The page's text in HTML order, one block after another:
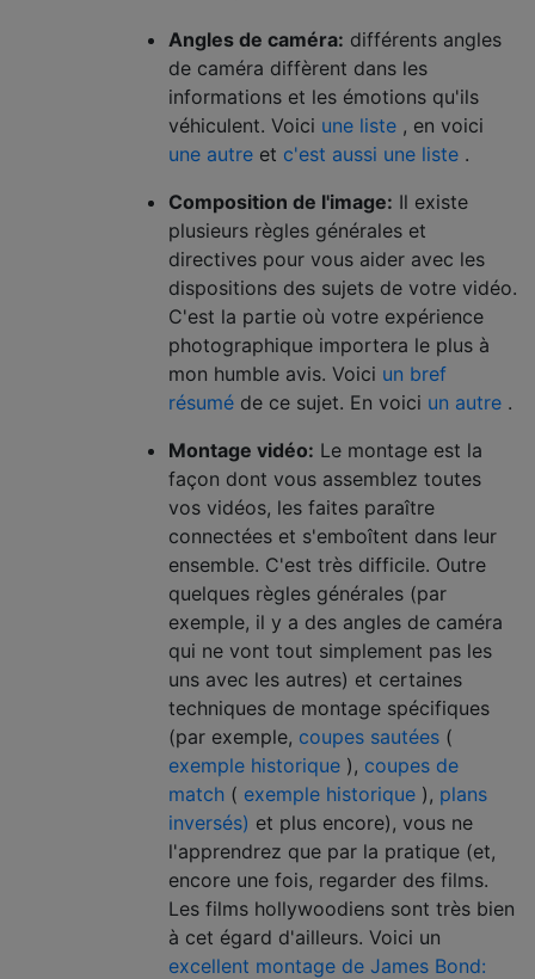
Angles de caméra: différents angles
de caméra diffèrent dans les
informations et les émotions qu'ils
véhiculent. Voici une liste , en voici
une autre et c'est aussi une liste .
Composition de l'image: Il existe
plusieurs règles générales et
directives pour vous aider avec les
dispositions des sujets de votre vidéo.
C'est la partie où votre expérience
photographique importera le plus à
mon humble avis. Voici un bref
résumé de ce sujet. En voici un autre .
Montage vidéo: Le montage est la
façon dont vous assemblez toutes
vos vidéos, les faites paraître
connectées et s'emboîtent dans leur
ensemble. C'est très difficile. Outre
quelques règles générales (par
exemple, il y a des angles de caméra
qui ne vont tout simplement pas les
uns avec les autres) et certaines
techniques de montage spécifiques
(par exemple, coupes sautées (
exemple historique ), coupes de
match ( exemple historique ), plans
inversés) et plus encore), vous ne
l'apprendrez que par la pratique (et,
encore une fois, regarder des films.
Les films hollywoodiens sont très bien
à cet égard d'ailleurs. Voici un
excellent montage de James Bond: